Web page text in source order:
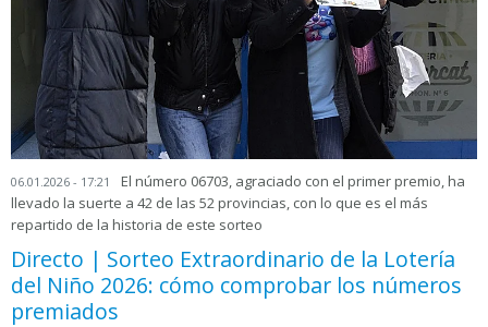
06.01.2026 - 17:21
El número 06703, agraciado con el primer premio, ha
llevado la suerte a 42 de las 52 provincias, con lo que es el más
repartido de la historia de este sorteo
Directo | Sorteo Extraordinario de la Lotería
del Niño 2026: cómo comprobar los números
premiados